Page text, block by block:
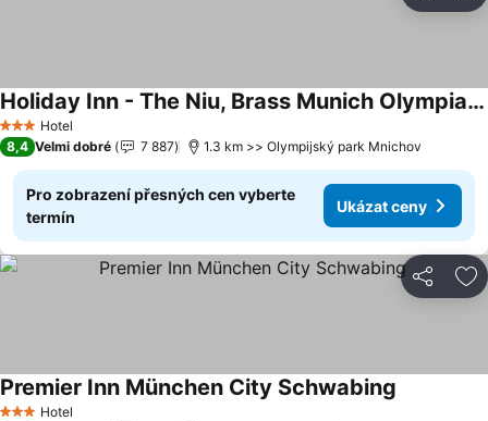
3 Počet hvězdiček
Hotel
Holiday Inn - The Niu, Brass Munich Olympiapark By Ihg
Ukázat ceny
8,4 Velmi dobré 7 887 1.3 km >> Olympijský park Mnichov
Pro zobrazení přesných cen vyberte
termín
Ukázat ceny
Sdílet
Hotel
Premier Inn München City Schwabing